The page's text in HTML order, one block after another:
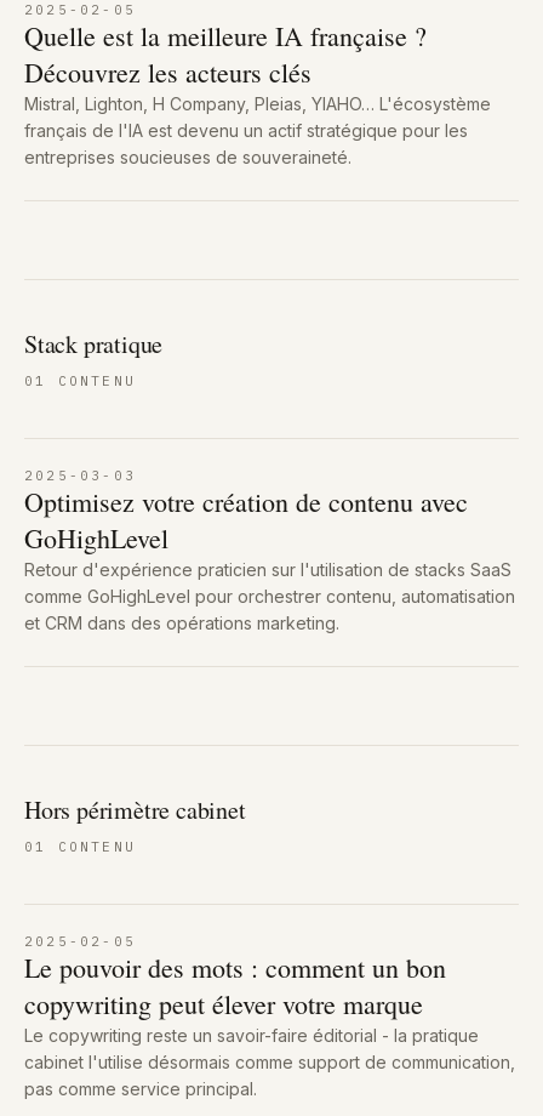
2025-02-05
Quelle est la meilleure IA française ?
Découvrez les acteurs clés
Mistral, Lighton, H Company, Pleias, YIAHO… L'écosystème
français de l'IA est devenu un actif stratégique pour les
entreprises soucieuses de souveraineté.
Stack pratique
01 CONTENU
2025-03-03
Optimisez votre création de contenu avec
GoHighLevel
Retour d'expérience praticien sur l'utilisation de stacks SaaS
comme GoHighLevel pour orchestrer contenu, automatisation
et CRM dans des opérations marketing.
Hors périmètre cabinet
01 CONTENU
2025-02-05
Le pouvoir des mots : comment un bon
copywriting peut élever votre marque
Le copywriting reste un savoir-faire éditorial - la pratique
cabinet l'utilise désormais comme support de communication,
pas comme service principal.